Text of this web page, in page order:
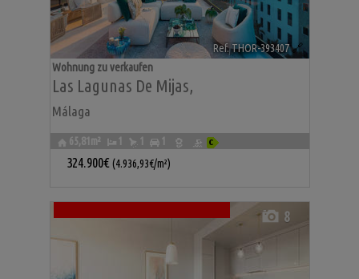
Ref. THOR-393407🔗
Las Lagunas De Mijas,
Málaga
Wohnung zu verkaufen
65,81m² 1 1 1
324.900€ (4.936,93€/m²)
8